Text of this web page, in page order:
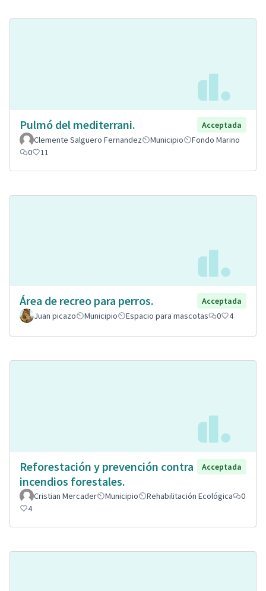
Pulmó del mediterrani.
Acceptada
Clemente Salguero Fernandez
Municipio
Fondo Marino
0
11
Área de recreo para perros.
Acceptada
Juan picazo
Municipio Espacio para mascotas 0 4
Reforestación y prevención contra
incendios forestales.
Acceptada
Cristian Mercader Municipio Rehabilitación Ecológica
0
4